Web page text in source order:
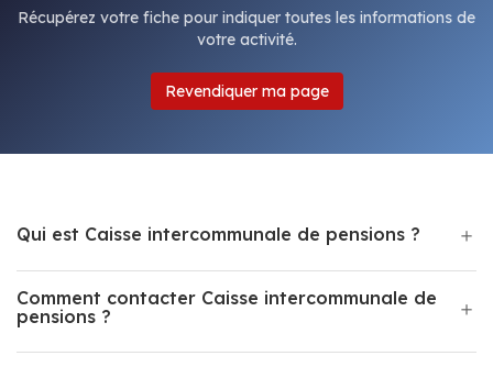
Récupérez votre fiche pour indiquer toutes les informations de
votre activité.
Revendiquer ma page
Qui est Caisse intercommunale de pensions ?
Comment contacter Caisse intercommunale de
pensions ?